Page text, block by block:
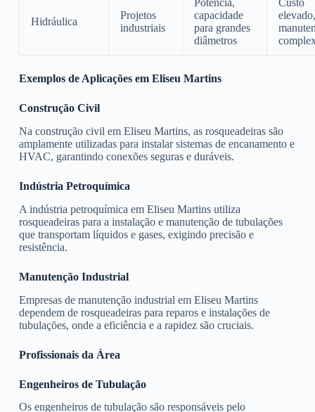
Hidráulica
Projetos
industriais
Potência,
capacidade
para grandes
diâmetros
Custo
elevado,
Exemplos de Aplicações em Eliseu Martins
Construção Civil
Na construção civil em Eliseu Martins, as rosqueadeiras são
amplamente utilizadas para instalar sistemas de encanamento e
HVAC, garantindo conexões seguras e duráveis.
Indústria Petroquímica
A indústria petroquímica em Eliseu Martins utiliza
rosqueadeiras para a instalação e manutenção de tubulações
que transportam líquidos e gases, exigindo precisão e
resistência.
Manutenção Industrial
Empresas de manutenção industrial em Eliseu Martins
dependem de rosqueadeiras para reparos e instalações de
tubulações, onde a eficiência e a rapidez são cruciais.
Profissionais da Área
Engenheiros de Tubulação
Os engenheiros de tubulação são responsáveis pelo